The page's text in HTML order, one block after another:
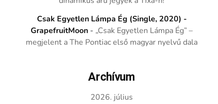
Csak Egyetlen Lámpa Ég (Single, 2020) -
GrapefruitMoon - „Csak Egyetlen Lámpa Ég” –
megjelent a The Pontiac első magyar nyelvű dala
Archívum
2026. július